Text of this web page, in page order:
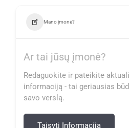
Mano įmonė?
Ar tai jūsų įmonė?
Redaguokite ir pateikite
informaciją - tai geriausias
savo verslą.
Taisyti Informaciją